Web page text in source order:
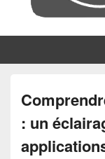
CCF
: un